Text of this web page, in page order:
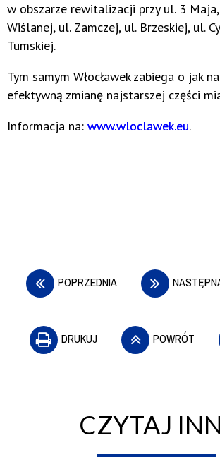
w obszarze rewitalizacji przy ul. 3
Wiślanej, ul. Zamczej, ul. Brzeskiej, ul.
Tumskiej.
Tym samym Włocławek zabiega o jak
efektywną zmianę najstarszej części
Informacja na: www.wloclawek.eu.
POPRZEDNIA
DRUKUJ POWRÓT
CZYTAJ